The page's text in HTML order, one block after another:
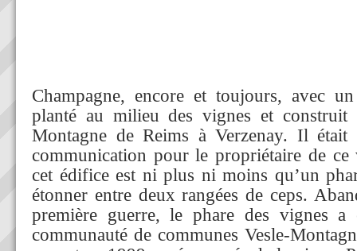
Champagne, encore et toujours, avec
planté au milieu des vignes et
Montagne de Reims à Verzenay. Il était
communication pour le propriétaire de ce
cet édifice est ni plus ni moins qu’un
étonner entre deux rangées de ceps.
première guerre, le phare des vignes a
communauté de communes Vesle-